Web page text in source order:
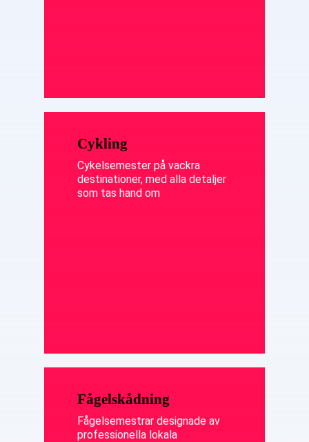
Cykling
Cykelsemester på vackra
destinationer, med alla detaljer
som tas hand om
Fågelskådning
Fågelsemestrar designade av
professionella lokala